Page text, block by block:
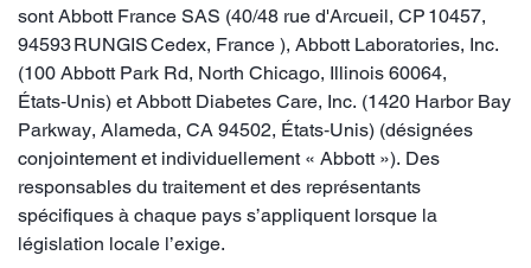
sont Abbott France SAS (40/48 rue d'Arcueil, CP 10457,
94593 RUNGIS Cedex, France ), Abbott Laboratories, Inc.
(100 Abbott Park Rd, North Chicago, Illinois 60064,
États‑Unis) et Abbott Diabetes Care, Inc. (1420 Harbor Bay
Parkway, Alameda, CA 94502, États‑Unis) (désignées
conjointement et individuellement « Abbott »). Des
responsables du traitement et des représentants
spécifiques à chaque pays s’appliquent lorsque la
législation locale l’exige.